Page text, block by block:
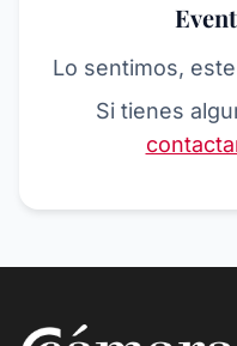
Lo sentimos,
Si tienes